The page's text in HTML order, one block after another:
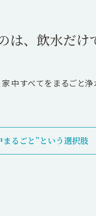
は、飲水だけ
中すべてをまるごと
まるごと”という選択肢